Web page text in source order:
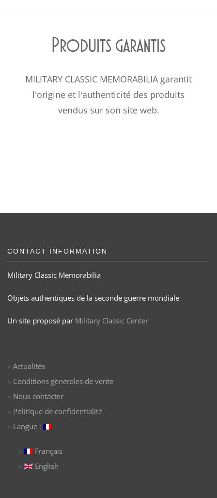
Produits garantis
MILITARY CLASSIC MEMORABILIA garantit
l'origine et l'authenticité des produits
vendus sur son site web.
CONTACT INFORMATION
Military Classic Memorabilia
Objets authentiques de la seconde guerre mondiale
Un site proposé par Military Classic Center
Actualités
Conditions générales de vente
Nous contacter
Politique de confidentialité
Langue :
Français
English